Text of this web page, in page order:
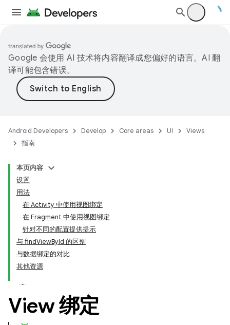
Google 会使用 AI 技术将内容翻译成您偏好的语言。AI 翻
译可能包含错误。
Android Developers Develop Core areas UI
Views
指南
本页内容
设置
用法
在 Activity 中使用视图绑定
在 Fragment 中使用视图绑定
针对不同的配置提供提示
与 findViewById 的区别
与数据绑定的对比
其他资源
View 绑定